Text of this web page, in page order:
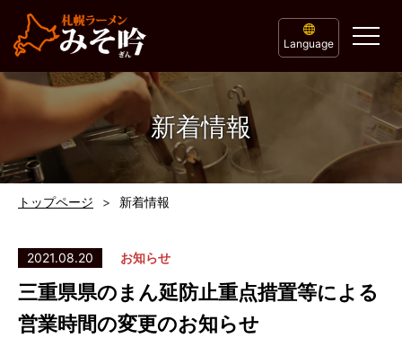
Language
新着情報
トップページ 新着情報
2021.08.20 お知らせ
三重県県のまん延防止重点措置等による
営業時間の変更のお知らせ